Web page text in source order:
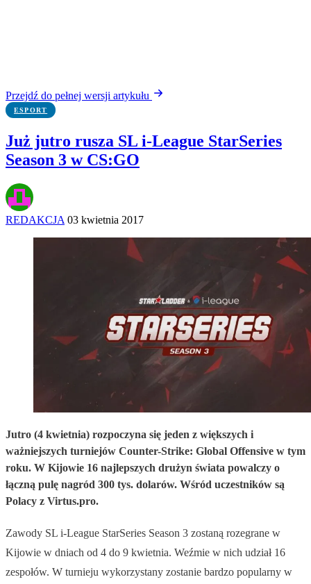
Przejdź do pełnej wersji artykułu
ESPORT
Już jutro rusza SL i-League StarSeries
Season 3 w CS:GO
REDAKCJA 03 kwietnia 2017
Jutro (4 kwietnia) rozpoczyna się jeden z większych i
ważniejszych turniejów Counter-Strike: Global Offensive w tym
roku. W Kijowie 16 najlepszych drużyn świata powalczy o
łączną pulę nagród 300 tys. dolarów. Wśród uczestników są
Polacy z Virtus.pro.
Zawody SL i-League StarSeries Season 3 zostaną rozegrane w
Kijowie w dniach od 4 do 9 kwietnia. Weźmie w nich udział 16
zespołów. W turnieju wykorzystany zostanie bardzo popularny w